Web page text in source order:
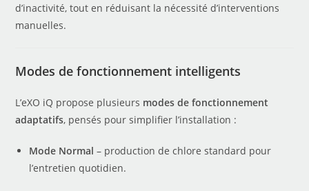
d’inactivité, tout en réduisant la nécessité d’interventions
manuelles.
Modes de fonctionnement intelligents
L’eXO iQ propose plusieurs modes de fonctionnement
adaptatifs, pensés pour simplifier l’installation :
Mode Normal – production de chlore standard pour
l’entretien quotidien.